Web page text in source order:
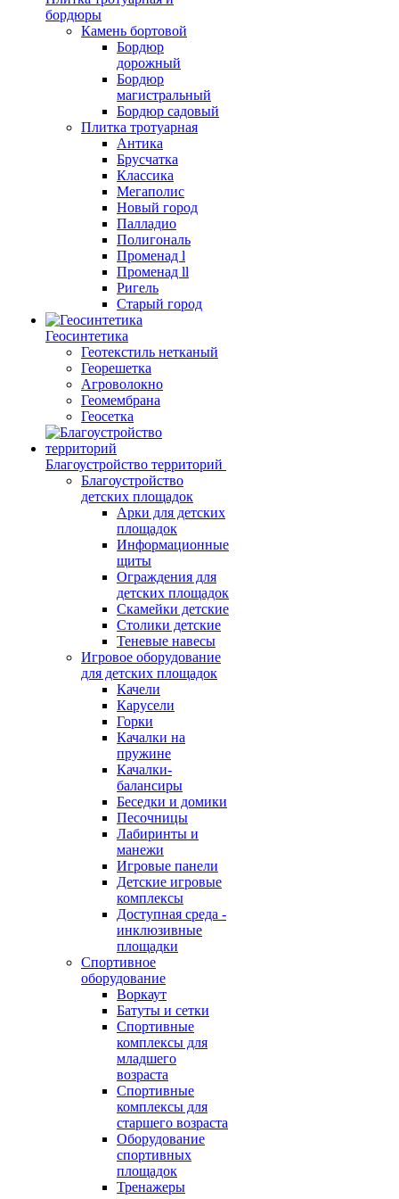
бордюры
Камень бортовой
Бордюр
дорожный
Бордюр
магистральный
Бордюр садовый
Плитка тротуарная
Антика
Брусчатка
Классика
Мегаполис
Новый город
Палладио
Полигональ
Променад l
Променад ll
Ригель
Старый город
Геосинтетика
Геотекстиль нетканый
Георешетка
Агроволокно
Геомембрана
Геосетка
Благоустройство территорий
Благоустройство
детских площадок
Арки для детских
площадок
Информационные
щиты
Ограждения для
детских площадок
Скамейки детские
Столики детские
Теневые навесы
Игровое оборудование
для детских площадок
Качели
Карусели
Горки
Качалки на
пружине
Качалки-
балансиры
Беседки и домики
Песочницы
Лабиринты и
манежи
Игровые панели
Детские игровые
комплексы
Доступная среда -
инклюзивные
площадки
Спортивное
оборудование
Воркаут
Батуты и сетки
Спортивные
комплексы для
младшего
возраста
Спортивные
комплексы для
старшего возраста
Оборудование
спортивных
площадок
Тренажеры